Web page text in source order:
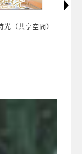
光（共享空間）